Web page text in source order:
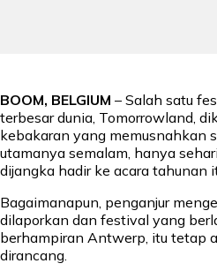
BOOM, BELGIUM – Salah satu
terbesar dunia, Tomorrowland,
kebakaran yang memusnahkan
utamanya semalam, hanya
dijangka hadir ke acara tahunan
Bagaimanapun, penganjur
dilaporkan dan festival yang
berhampiran Antwerp, itu tetap
dirancang.